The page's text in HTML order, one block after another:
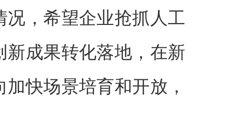
，希望企业抢抓人工
成果转化落地，在新
快场景培育和开放，